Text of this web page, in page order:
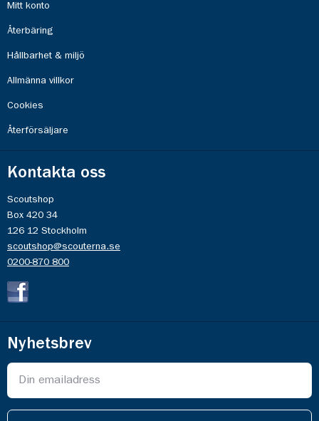
Mitt konto
Återbäring
Hållbarhet & miljö
Allmänna villkor
Cookies
Återförsäljare
Kontakta oss
Scoutshop
Box 420 34
126 12 Stockholm
scoutshop@scouterna.se
0200-870 800
Nyhetsbrev